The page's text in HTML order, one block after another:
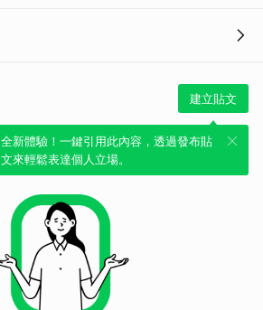
建立貼文
全新體驗！一鍵引用此內容，透過發布貼
文來輕鬆表達個人立場。